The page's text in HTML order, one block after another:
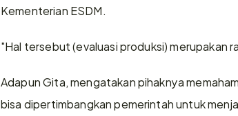
Kementerian ESDM.
"Hal tersebut (evaluasi produksi) merupakan
Adapun Gita, mengatakan pihaknya
bisa dipertimbangkan pemerintah untuk